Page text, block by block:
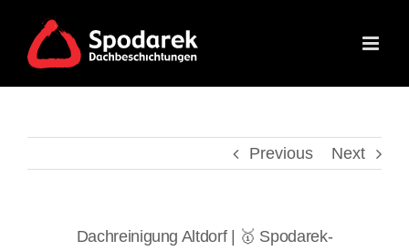
content
Previous Next
Dachreinigung Altdorf | 🥇 Spodarek-